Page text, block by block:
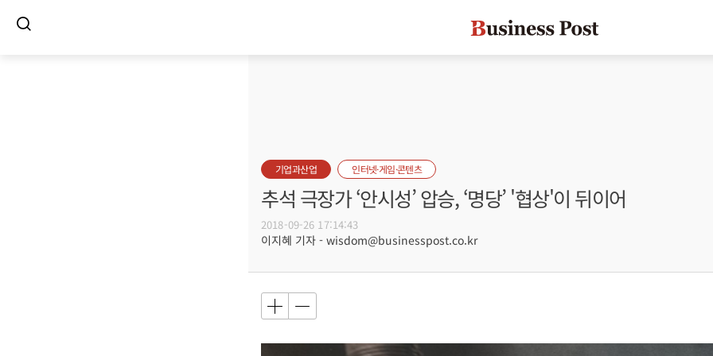
기업과산업 인터넷·게임·콘텐츠
추석 극장가 ‘안시성’ 압승, ‘명당’ '협상'이 뒤이어
2018-09-26 17:14:43
이지혜 기자 - wisdom@businesspost.co.kr